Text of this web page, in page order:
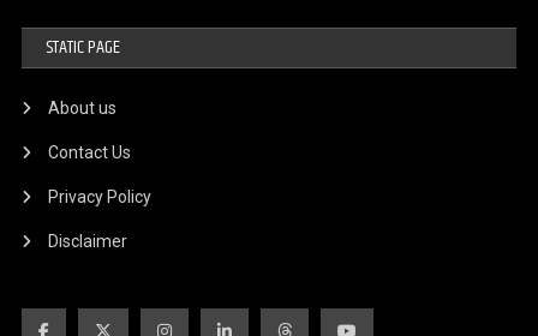
STATIC PAGE
About us
Contact Us
Privacy Policy
Disclaimer